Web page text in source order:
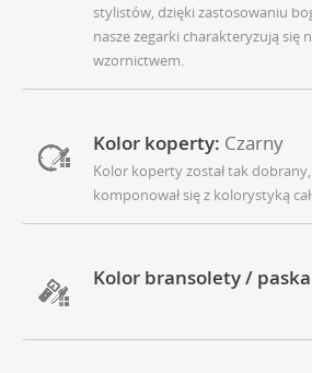
stylistów, dzięki zastosowaniu
nasze zegarki charakteryzują się
wzornictwem.
Kolor koperty: Czarny
Kolor koperty został tak
komponował się z kolorystyką
Kolor bransolety /